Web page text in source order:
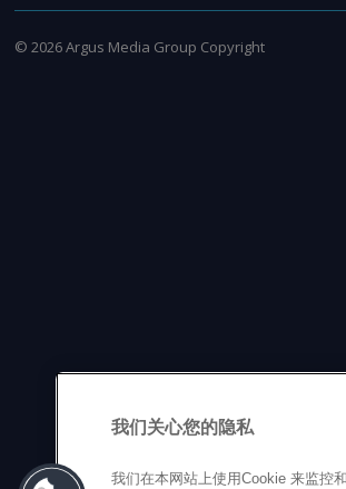
© 2026Argus Media Group Copyright
我们关心您的隐私
我们在本网站上使用Cookie 来监控